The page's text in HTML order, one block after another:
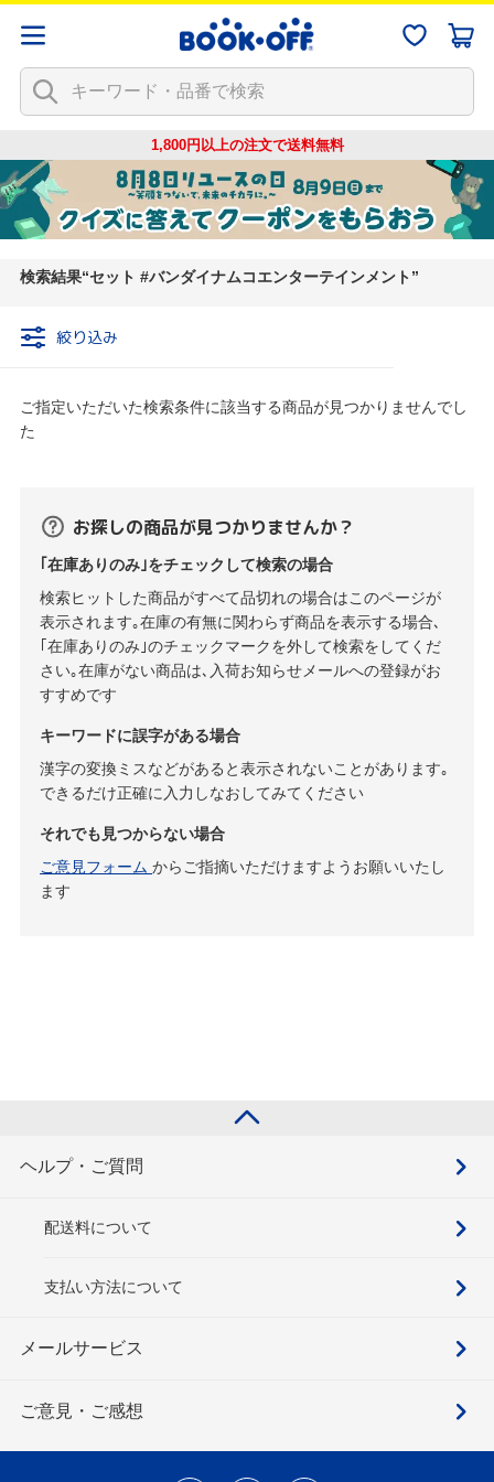
1,800円以上の注文で送料無料
検索結果 セット #バンダイナムコエンターテインメント
絞り込み
ご指定いただいた検索条件に該当する商品が見つかりませんでし
た
お探しの商品が見つかりませんか？
｢在庫ありのみ｣をチェックして検索の場合
検索ヒットした商品がすべて品切れの場合はこのページが
表示されます｡在庫の有無に関わらず商品を表示する場合､
｢在庫ありのみ｣のチェックマークを外して検索をしてくだ
さい｡在庫がない商品は､入荷お知らせメールへの登録がお
すすめです
キーワードに誤字がある場合
漢字の変換ミスなどがあると表示されないことがあります｡
できるだけ正確に入力しなおしてみてください
それでも見つからない場合
ご意見フォーム からご指摘いただけますようお願いいたし
ます
ヘルプ・ご質問
配送料について
支払い方法について
メールサービス
ご意見・ご感想